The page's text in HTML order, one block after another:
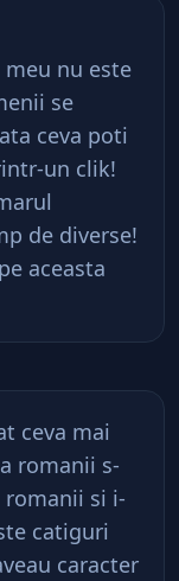
meu nu este
se
ceva poti
un clik!
de diverse!
aceasta
ceva mai
romanii s-
si i-
catiguri
caracter